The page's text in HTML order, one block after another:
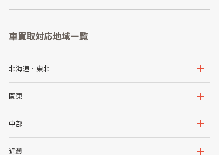
車買取対応地域一覧
北海道・東北
北海道
岩手県
秋田県
関東
茨城県
群馬県
中部
新潟県
近畿